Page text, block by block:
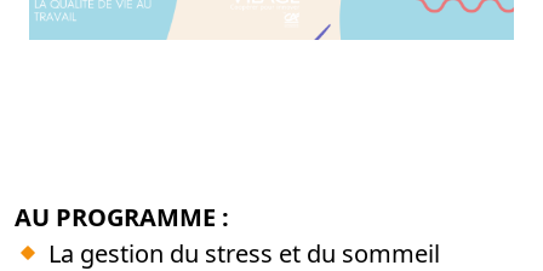
AU PROGRAMME :
La gestion du stress et du sommeil